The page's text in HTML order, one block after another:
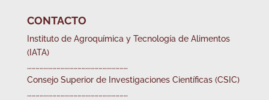
CONTACTO
Instituto de Agroquímica y Tecnología de Alimentos
(IATA)
………………………………………………………………
Consejo Superior de Investigaciones Científicas (CSIC)
………………………………………………………………